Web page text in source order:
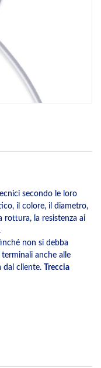
secondo le loro
il colore, il diametro,
rottura, la resistenza ai
non si debba
terminali anche alle
dal cliente. Treccia